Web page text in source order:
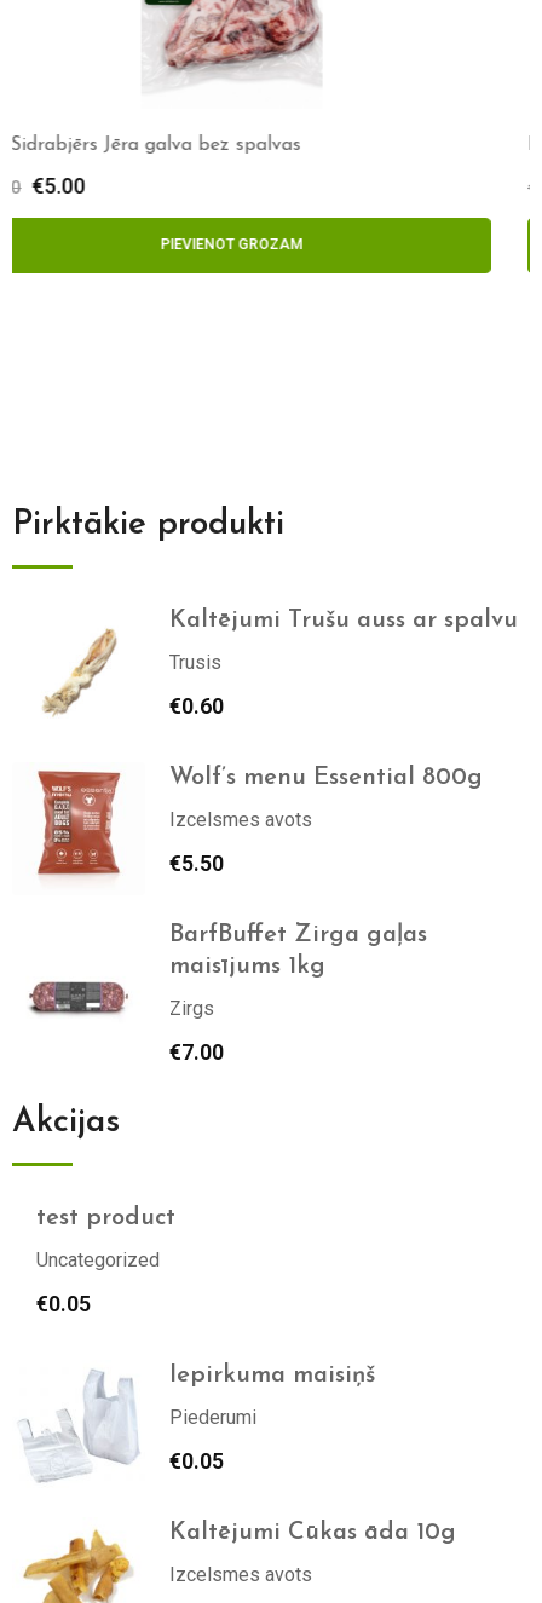
Do-Chef Olu masa
€ 0.75 €0.50
PIEVIENOT GROZAM
Pirktākie produkti
Kaltējumi Trušu auss ar spalvu
Trusis
€0.60
Wolf’s menu Essential 800g
Izcelsmes avots
€5.50
BarfBuffet Zirga gaļas
maisījums 1kg
Zirgs
€7.00
Akcijas
test product
Uncategorized
€0.05
Iepirkuma maisiņš
Piederumi
€0.05
Kaltējumi Cūkas āda 10g
Izcelsmes avots